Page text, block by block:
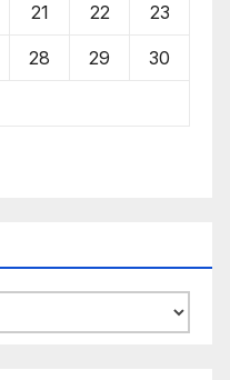
21 22 23
28 29 30